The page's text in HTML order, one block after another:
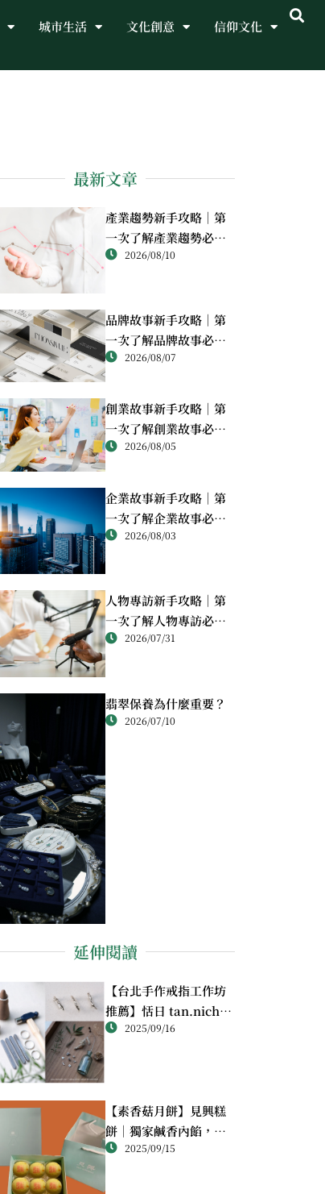
城市生活 文化創意 信仰文化
最新文章
產業趨勢新手攻略｜第
一次了解產業趨勢必讀
重點2026/08/10
品牌故事新手攻略｜第
一次了解品牌故事必讀
重點2026/08/07
創業故事新手攻略｜第
一次了解創業故事必讀
重點2026/08/05
企業故事新手攻略｜第
一次了解企業故事必讀
重點2026/08/03
人物專訪新手攻略｜第
一次了解人物專訪必讀
重點2026/07/31
翡翠保養為什麼重要？
2026/07/10
延伸閱讀
【台北手作戒指工作坊
推薦】恬日 tan.nichi
純銀戒指體驗｜情侶・
2025/09/16
【素香菇月餅】見興糕
餅｜獨家鹹香內餡，顛
覆想像的幸福滋味
2025/09/15